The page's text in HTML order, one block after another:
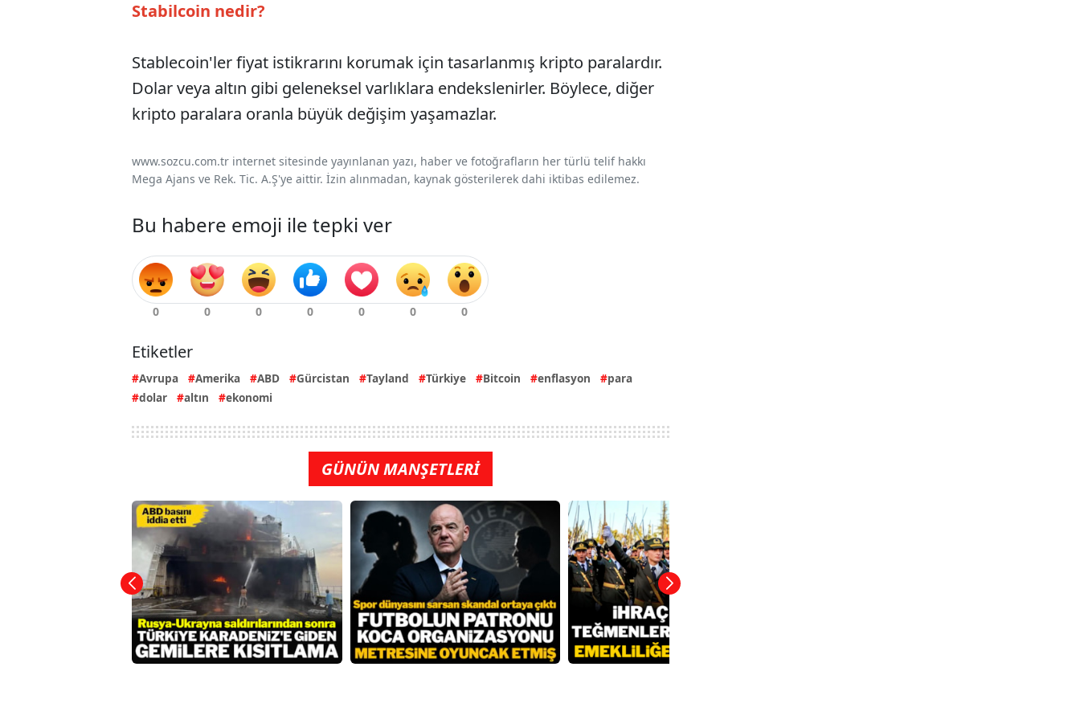
Stabilcoin nedir?
Stablecoin'ler fiyat istikrarını korumak için tasarlanmış kripto paralardır.
Dolar veya altın gibi geleneksel varlıklara endekslenirler. Böylece, diğer
kripto paralara oranla büyük değişim yaşamazlar.
www.sozcu.com.tr internet sitesinde yayınlanan yazı, haber ve fotoğrafların her türlü telif hakkı
Mega Ajans ve Rek. Tic. A.Ş'ye aittir. İzin alınmadan, kaynak gösterilerek dahi iktibas edilemez.
Bu habere emoji ile tepki ver
Etiketler
Avrupa Amerika ABD Gürcistan Tayland Türkiye Bitcoin enflasyon
para
dolar
altın ekonomi
GÜNÜN MANŞETLERİ